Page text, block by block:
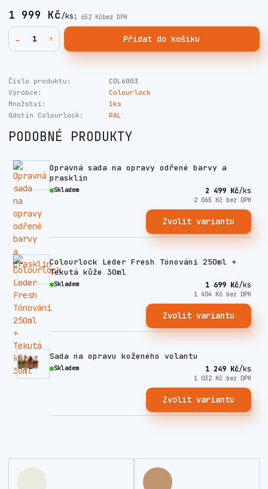
1 999 Kč/ks1 652 Kčbez DPH
Přidat do košíku
Číslo produktu:
COL6003
Výrobce:
Colourlock
Množství:
1ks
Odstín Colourlock:
RAL
PODOBNÉ PRODUKTY
Opravná sada na opravy odřené barvy a
prasklin
2 499 Kč/ks
2 065 Kč bez DPH
Skladem
Zvolit variantu
Colourlock Leder Fresh Tónování 250ml +
Tekutá kůže 30ml
1 699 Kč/ks
1 404 Kč bez DPH
Skladem
Zvolit variantu
Sada na opravu koženého volantu
1 249 Kč/ks
1 032 Kč bez DPH
Skladem
Zvolit variantu